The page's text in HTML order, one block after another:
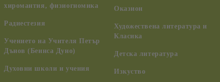
хиромантия, физиогномика
Радиестезия
Учението на Учителя Петър
Дънов (Беинса Дуно)
Духовни школи и учения
Оказион
Художествена литература и
Класика
Детска литература
Изкуство